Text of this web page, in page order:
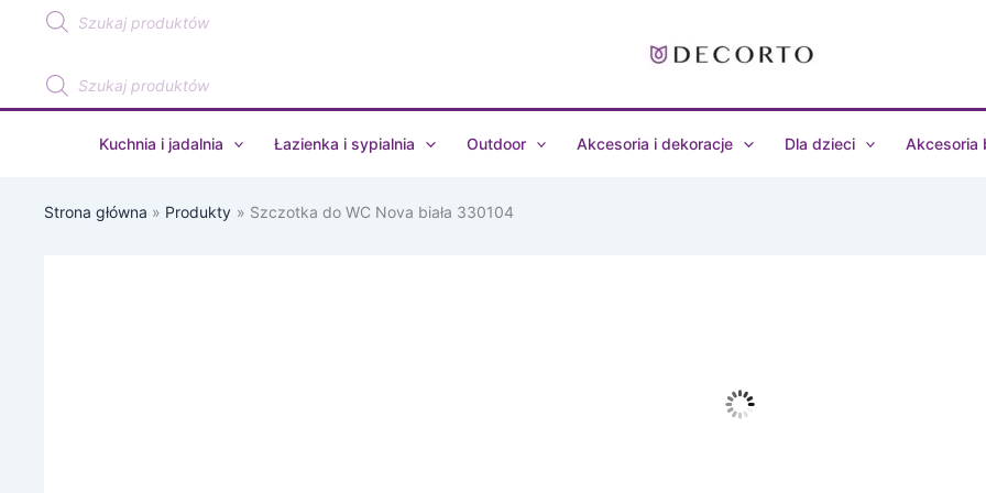
PrzejdźWyszukiwarka
produktów
Wyszukiwarka
produktów
Kuchnia i jadalnia Łazienka i sypialnia Outdoor Akcesoria i dekoracje Dla dzieci Akcesoria
Strona główna Produkty Szczotka do WC Nova biała 330104